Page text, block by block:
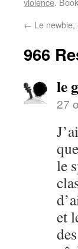
← Le
966
le
27
le
et